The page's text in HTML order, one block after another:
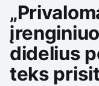
didelius
teks